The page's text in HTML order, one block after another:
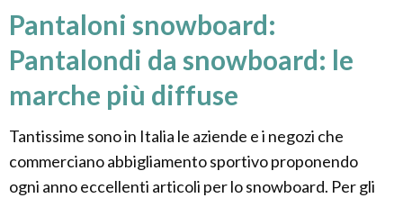
Pantaloni snowboard:
Pantalondi da snowboard: le
marche più diffuse
Tantissime sono in Italia le aziende e i negozi che
commerciano abbigliamento sportivo proponendo
ogni anno eccellenti articoli per lo snowboard. Per gli